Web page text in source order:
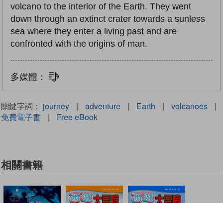
volcano to the interior of the Earth. They went
down through an extinct crater towards a sunless
sea where they enter a living past and are
confronted with the origins of man.
多媒體：
關鍵字詞： journey | adventure | Earth | volcanoes
|
免費電子書
| Free eBook
相關書籍